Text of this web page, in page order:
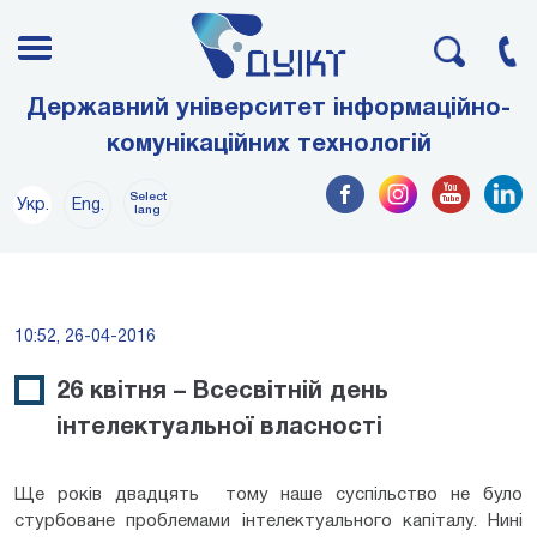
Державний університет інформаційно-
комунікаційних технологій
Укр. Eng.
Select
lang
10:52, 26-04-2016
26 квітня – Всесвітній день
інтелектуальної власності
Ще років двадцять тому наше суспільство не було
стурбоване проблемами інтелектуального капіталу. Нині